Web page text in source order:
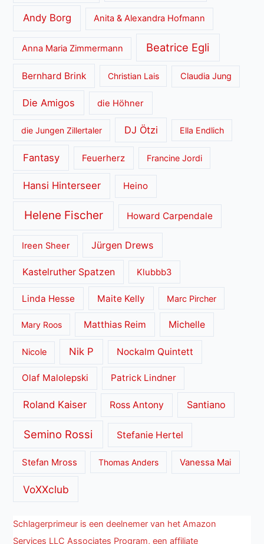
Andy Borg Anita & Alexandra Hofmann
Anna Maria Zimmermann Beatrice Egli
Bernhard Brink Christian Lais Claudia Jung
Die Amigos die Höhner
die Jungen Zillertaler DJ Ötzi Ella Endlich
Fantasy Feuerherz Francine Jordi
Hansi Hinterseer Heino
Helene Fischer Howard Carpendale
Ireen Sheer Jürgen Drews
Kastelruther Spatzen Klubbb3
Linda Hesse Maite Kelly Marc Pircher
Mary Roos Matthias Reim Michelle
Nicole Nik P Nockalm Quintett
Olaf Malolepski Patrick Lindner
Roland Kaiser Ross Antony Santiano
Semino Rossi Stefanie Hertel
Stefan Mross Thomas Anders Vanessa Mai
VoXXclub
Schlagerprimeur is een deelnemer van het Amazon
Services LLC Associates Program, een affiliate